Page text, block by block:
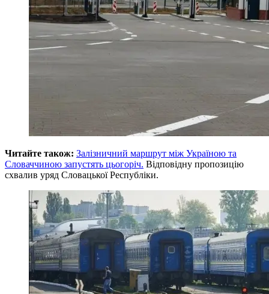
Читайте також: Залізничний маршрут між Україною та
Словаччиною запустять цьогоріч. Відповідну пропозицію
схвалив уряд Словацької Республіки.